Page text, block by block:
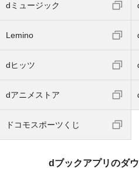
dミュージック
Lemino
dヒッツ
dアニメストア
ドコモスポーツくじ
dブックアプリのダ